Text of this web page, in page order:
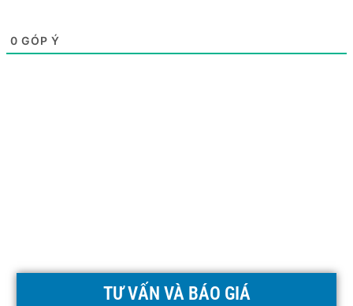
0 GÓP Ý
TƯ VẤN VÀ BÁO GIÁ